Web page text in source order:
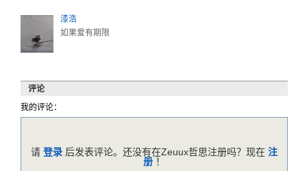
漆浩
如果爱有期限
评论
我的评论：
请 登录 后发表评论。还没有在Zeuux哲思注册吗？现在 注
册 ！